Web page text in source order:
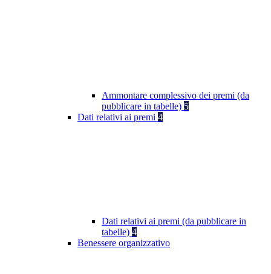
Ammontare complessivo dei premi (da
pubblicare in tabelle) 5
Dati relativi ai premi 4
Dati relativi ai premi (da pubblicare in
tabelle) 4
Benessere organizzativo